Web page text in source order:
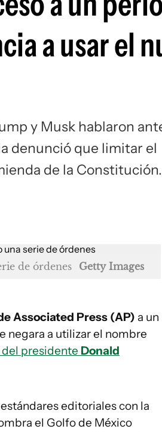
a usar el
y Musk hablaron
denunció que limitar el
de la Constitución.
de órdenes Getty Images
Associated Press (AP) a un
negara a utilizar el nombre
presidente Donald
editoriales con la
el Golfo de México